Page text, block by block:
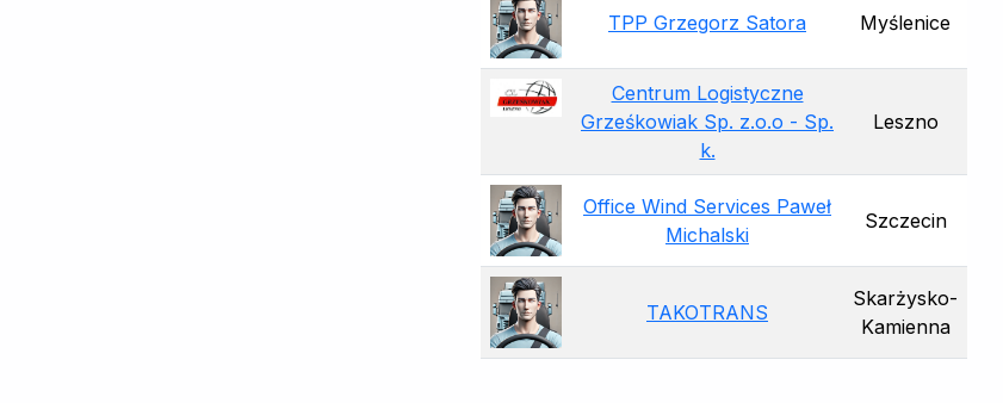
TPP Grzegorz Satora Myślenice
Centrum Logistyczne
Grześkowiak Sp. z.o.o - Sp.
k.
Leszno
Office Wind Services Paweł
Michalski
Szczecin
TAKOTRANS
Skarżysko-
Kamienna